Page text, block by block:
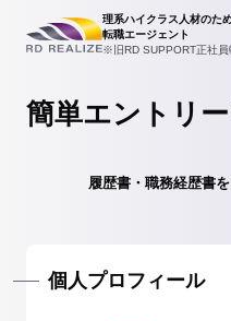
理系ハイクラス人材のた
転職エージェント
※旧RD SUPPORT正社員
簡単エントリ
履歴書・職務経歴書
個人プロフィール